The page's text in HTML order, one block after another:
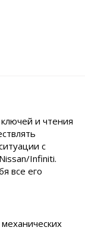
и чтения
с
Infiniti.
все его